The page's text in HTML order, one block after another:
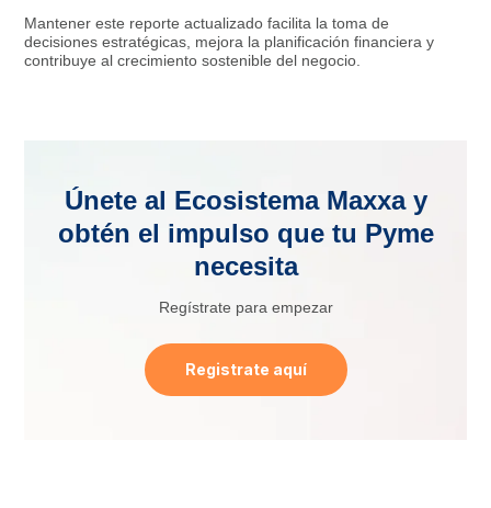
Mantener este reporte actualizado facilita la toma de
decisiones estratégicas, mejora la planificación financiera y
contribuye al crecimiento sostenible del negocio.
Únete al Ecosistema Maxxa y
obtén el impulso que tu Pyme
necesita
Regístrate para empezar
Registrate aquí